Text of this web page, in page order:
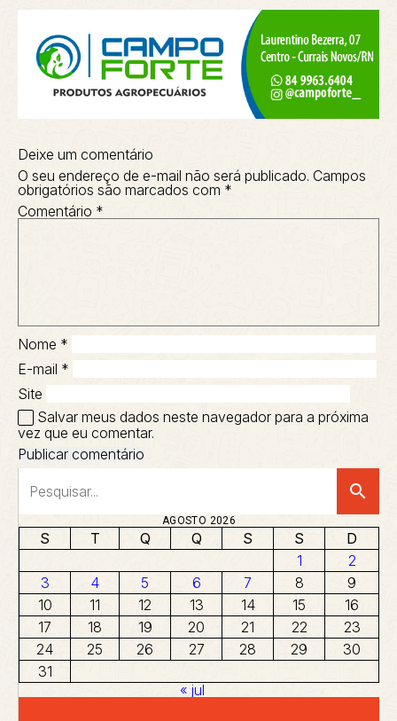
Deixe um comentário
O seu endereço de e-mail não será publicado. Campos
obrigatórios são marcados com *
Comentário *
Nome *
E-mail *
Site
Salvar meus dados neste navegador para a próxima
vez que eu comentar.
search
AGOSTO 2026
S T Q Q S S
D
1
2
3
4 5 6 7 8
9
10
11 12 13 14 15
16
17
18 19 20 21 22
23
24
25 26 27 28 29
30
31
« jul